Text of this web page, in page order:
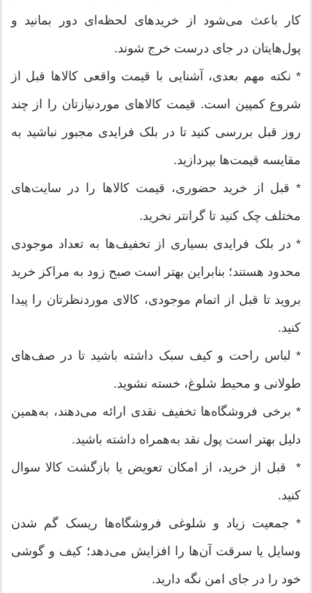
کار باعث می‌شود از خریدهای لحظه‌ای دور بمانید و
پول‌هایتان در جای درست خرج شوند.
* نکته مهم بعدی، آشنایی با قیمت واقعی کالاها قبل از
شروع کمپین است. قیمت‌ کالاهای موردنیازتان را از چند
روز قبل بررسی کنید تا در بلک فرایدی مجبور نباشید به
مقایسه قیمت‌ها بپردازید.
* قبل از خرید حضوری، قیمت‌ کالاها را در سایت‌های
مختلف چک کنید تا گرانتر نخرید.
* در بلک فرایدی بسیاری از تخفیف‌ها به تعداد موجودی
محدود هستند؛ بنابراین بهتر است صبح زود به مراکز خرید
بروید تا قبل از اتمام موجودی، کالای موردنظرتان را پیدا
کنید.
* لباس راحت و کیف سبک داشته باشید تا در صف‌های
طولانی و محیط شلوغ، خسته نشوید‌.
* برخی فروشگاه‌ها تخفیف نقدی ارائه می‌دهند، به‌همین
دلیل بهتر است پول نقد به‌همراه داشته باشید.
* قبل از خرید، از امکان تعویض یا بازگشت کالا سوال
کنید.
* جمعیت زیاد و شلوغی فروشگاه‌ها ریسک گم شدن
وسایل یا سرقت آن‌ها را افزایش می‌دهد؛ کیف و گوشی
خود را در جای امن نگه دارید.